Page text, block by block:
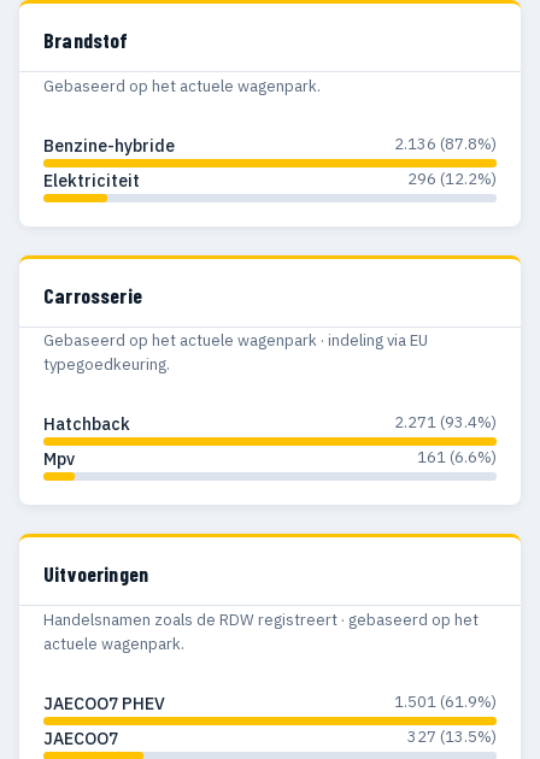
Brandstof
Gebaseerd op het actuele wagenpark.
Benzine-hybride 2.136 (87.8%)
Elektriciteit 296 (12.2%)
Carrosserie
Gebaseerd op het actuele wagenpark · indeling via EU
typegoedkeuring.
Hatchback 2.271 (93.4%)
Mpv 161 (6.6%)
Uitvoeringen
Handelsnamen zoals de RDW registreert · gebaseerd op het
actuele wagenpark.
JAECOO7 PHEV 1.501 (61.9%)
JAECOO7 327 (13.5%)